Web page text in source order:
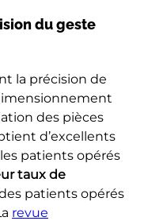
du geste
la précision de
des pièces
d’excellents
patients opérés
taux de
patients opérés
revue